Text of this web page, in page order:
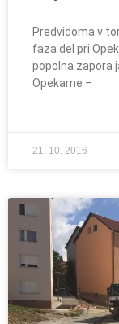
Predvidoma v
faza del pri
popolna zapora
Opekarne –
21. 10. 2016